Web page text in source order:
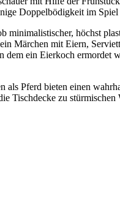
Doppelbödigkeit im Spiel
höchst
Märchen mit Eiern,
dem ein Eierkoch ermordet
als Pferd bieten einen
Tischdecke zu